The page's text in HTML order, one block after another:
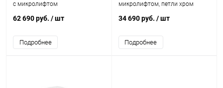
с микролифтом
62 690 руб. / шт
Подробнее
микролифтом, петли хром
34 690 руб. / шт
Подробнее